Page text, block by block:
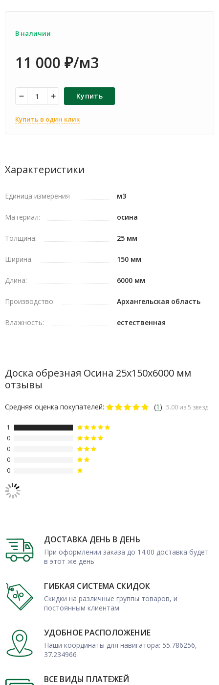
В наличии
11 000 ₽/м3
Купить
Купить в один клик
Характеристики
Единица измерения м3
Материал: осина
Толщина: 25 мм
Ширина: 150 мм
Длина: 6000 мм
Производство: Архангельская область
Влажность: естественная
Доска обрезная Осина 25х150х6000 мм
отзывы
Средняя оценка покупателей: (1 ) 5.00 из 5 звезд
1
0
0
0
0
ДОСТАВКА ДЕНЬ В ДЕНЬ
При оформлении заказа до 14.00 доставка будет
в этот же день
ГИБКАЯ СИСТЕМА СКИДОК
Скидки на различные группы товаров, и
постоянным клиентам
УДОБНОЕ РАСПОЛОЖЕНИЕ
Наши координаты для навигатора: 55.786256,
37.234966
ВСЕ ВИДЫ ПЛАТЕЖЕЙ